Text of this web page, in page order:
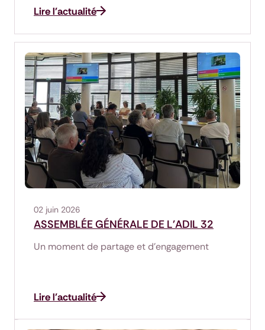
Lire l'actualité
ASSEMBLÉE GÉNÉRALE DE L'ADIL 32
02 juin 2026
Un moment de partage et d'engagement
Lire l'actualité